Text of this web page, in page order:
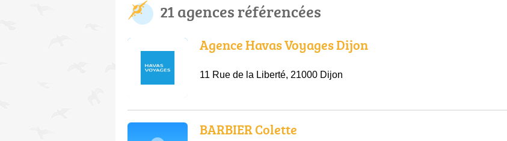
21 agences référencées
Agence Havas Voyages Dijon
11 Rue de la Liberté, 21000 Dijon
BARBIER Colette